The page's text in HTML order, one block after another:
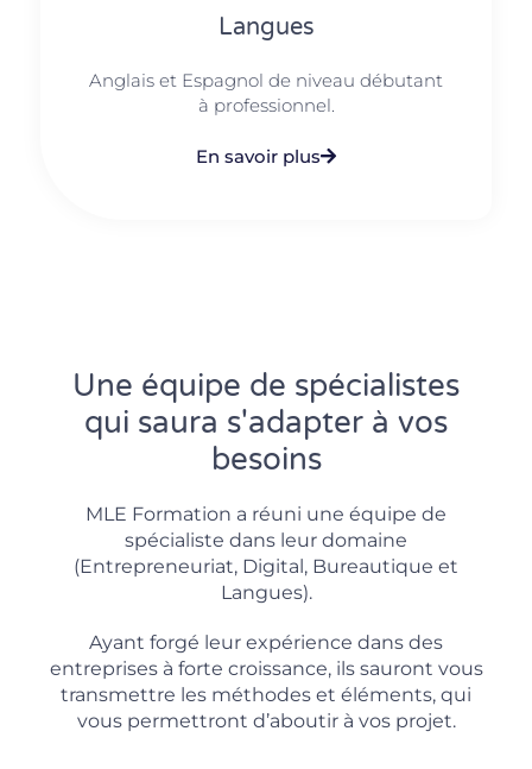
Langues
Anglais et Espagnol de niveau débutant
à professionnel.
En savoir plus
Une équipe de spécialistes
qui saura s'adapter à vos
besoins
MLE Formation a réuni une équipe de
spécialiste dans leur domaine
(Entrepreneuriat, Digital, Bureautique et
Langues).
Ayant forgé leur expérience dans des
entreprises à forte croissance, ils sauront vous
transmettre les méthodes et éléments, qui
vous permettront d’aboutir à vos projet.